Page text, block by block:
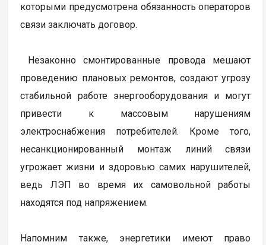
которыми предусмотрена обязанность операторов
связи заключать договор.
Незаконно смонтированные провода мешают
проведению плановых ремонтов, создают угрозу
стабильной работе энергооборудования и могут
привести к массовым нарушениям
электроснабжения потребителей. Кроме того,
несанкционированный монтаж линий связи
угрожает жизни и здоровью самих нарушителей,
ведь ЛЭП во время их самовольной работы
находятся под напряжением.
Напомним также, энергетики имеют право